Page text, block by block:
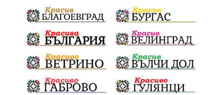
Електронният прием започва Дънката
Ще има ли присъда Ден на отворените врати
стопанство „Храна от село“ Карола Карова